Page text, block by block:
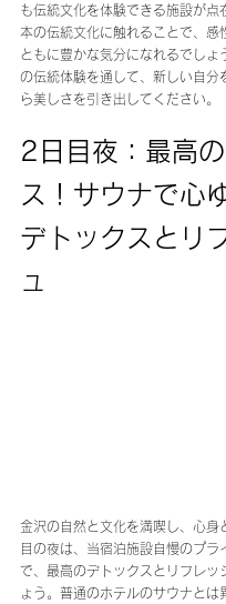
も伝統文化を体験できる施設が点
本の伝統文化に触れることで、感
ともに豊かな気分になれるでしょ
の伝統体験を通して、新しい自分
ら美しさを引き出してください。
2日目夜：最高
ス！サウナで心
デトックスとリ
ュ
金沢の自然と文化を満喫し、心身
目の夜は、当宿泊施設自慢のプラ
で、最高のデトックスとリフレッ
ょう。普通のホテルのサウナとは